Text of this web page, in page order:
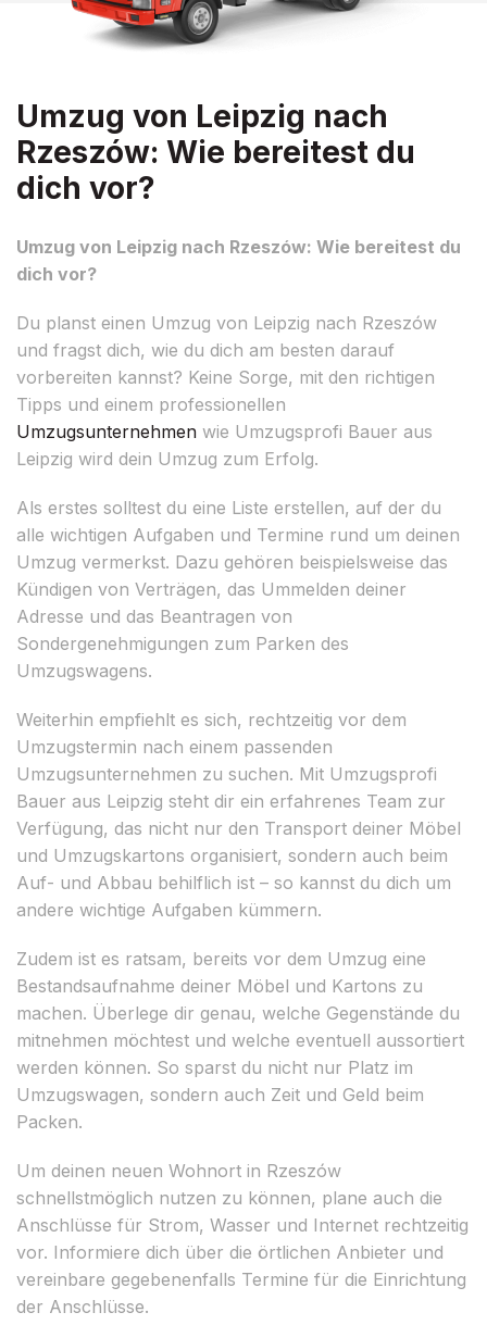
Umzug von Leipzig nach
Rzeszów: Wie bereitest du
dich vor?
Umzug von Leipzig nach Rzeszów: Wie bereitest du
dich vor?
Du planst einen Umzug von Leipzig nach Rzeszów
und fragst dich, wie du dich am besten darauf
vorbereiten kannst? Keine Sorge, mit den richtigen
Tipps und einem professionellen
Umzugsunternehmen wie Umzugsprofi Bauer aus
Leipzig wird dein Umzug zum Erfolg.
Als erstes solltest du eine Liste erstellen, auf der du
alle wichtigen Aufgaben und Termine rund um deinen
Umzug vermerkst. Dazu gehören beispielsweise das
Kündigen von Verträgen, das Ummelden deiner
Adresse und das Beantragen von
Sondergenehmigungen zum Parken des
Umzugswagens.
Weiterhin empfiehlt es sich, rechtzeitig vor dem
Umzugstermin nach einem passenden
Umzugsunternehmen zu suchen. Mit Umzugsprofi
Bauer aus Leipzig steht dir ein erfahrenes Team zur
Verfügung, das nicht nur den Transport deiner Möbel
und Umzugskartons organisiert, sondern auch beim
Auf- und Abbau behilflich ist – so kannst du dich um
andere wichtige Aufgaben kümmern.
Zudem ist es ratsam, bereits vor dem Umzug eine
Bestandsaufnahme deiner Möbel und Kartons zu
machen. Überlege dir genau, welche Gegenstände du
mitnehmen möchtest und welche eventuell aussortiert
werden können. So sparst du nicht nur Platz im
Umzugswagen, sondern auch Zeit und Geld beim
Packen.
Um deinen neuen Wohnort in Rzeszów
schnellstmöglich nutzen zu können, plane auch die
Anschlüsse für Strom, Wasser und Internet rechtzeitig
vor. Informiere dich über die örtlichen Anbieter und
vereinbare gegebenenfalls Termine für die Einrichtung
der Anschlüsse.